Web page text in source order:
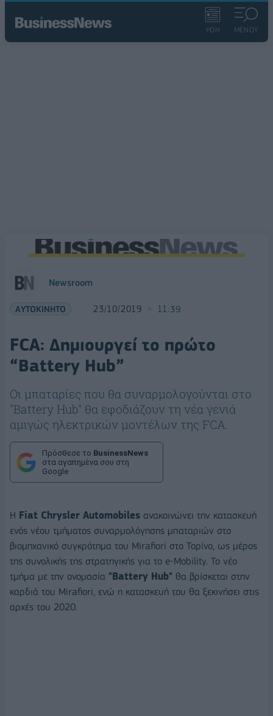
ΡΟΗ ΜΕΝΟΥ
Newsroom
ΑΥΤΟΚΙΝΗΤΟ 23/10/2019 11:39
FCA: Δημιουργεί το πρώτο
“Battery Hub”
Οι μπαταρίες που θα συναρμολογούνται στο
"Battery Hub" θα εφοδιάζουν τη νέα γενιά
αμιγώς ηλεκτρικών μοντέλων της FCA.
Πρόσθεσε το BusinessNews
στα αγαπημένα σου στη
Google
Η Fiat Chrysler Automobiles ανακοινώνει την κατασκευή
ενός νέου τμήματος συναρμολόγησης μπαταριών στο
βιομηχανικό συγκρότημα του Mirafiori στο Τορίνο, ως μέρος
της συνολικής της στρατηγικής για το e-Mobility. Το νέο
τμήμα με την ονομασία "Battery Hub" θα βρίσκεται στην
καρδιά του Mirafiori, ενώ η κατασκευή του θα ξεκινήσει στις
αρχές του 2020.